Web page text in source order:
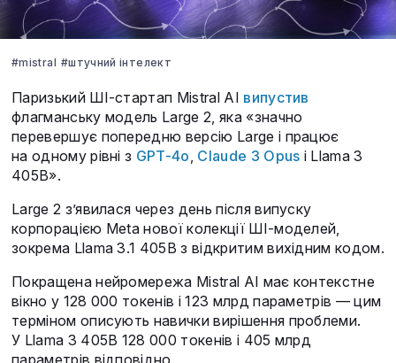
#mistral #штучний інтелект
Паризький ШІ-стартап Mistral AI випустив
флагманську модель Large 2, яка «значно
перевершує попередню версію Large і працює
на одному рівні з GPT-4o, Claude 3 Opus і Llama 3
405B».
Large 2 з’явилася через день після випуску
корпорацією Meta нової колекції ШІ-моделей,
зокрема Llama 3.1 405B з відкритим вихідним кодом.
Покращена нейромережа Mistral AI має контекстне
вікно у 128 000 токенів і 123 млрд параметрів — цим
терміном описують навички вирішення проблеми.
У Llama 3 405B 128 000 токенів і 405 млрд